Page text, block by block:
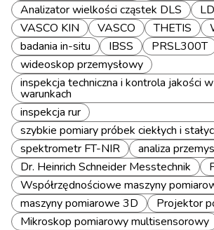
Analizator wielkości cząstek DLS
VASCO KIN
VASCO THETIS
badania in-situ
IBSS PRSL300T
wideoskop przemysłowy
inspekcja techniczna i kontrola jakości
warunkach
inspekcja rur
szybkie pomiary próbek ciekłych i
spektrometr FT-NIR
analiza
Dr. Heinrich Schneider Messtechnik
Współrzędnościowe maszyny
maszyny pomiarowe 3D
Projektor
Mikroskop pomiarowy multisensorowy